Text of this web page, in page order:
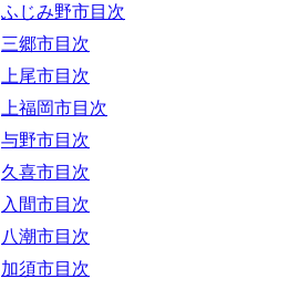
ふじみ野市目次
三郷市目次
上尾市目次
上福岡市目次
与野市目次
久喜市目次
入間市目次
八潮市目次
加須市目次